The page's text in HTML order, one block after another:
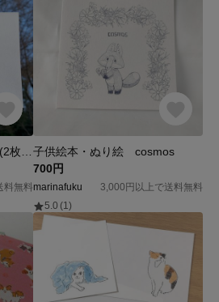
無料
子供絵本・ぬり絵 cosmos
700円
marinafuku
3,000円以上で送料無料
5.0 (1)